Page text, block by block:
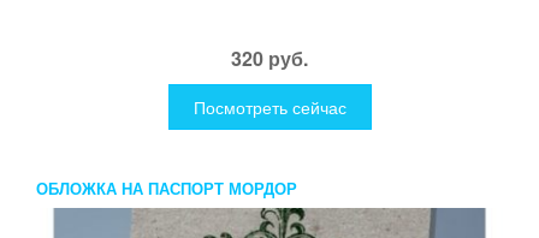
320 руб.
Посмотреть сейчас
ОБЛОЖКА НА ПАСПОРТ МОРДОР